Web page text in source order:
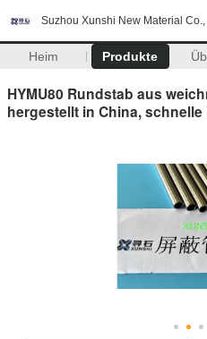
Suzhou Xunshi New Material Co.,
Heim Produkte
HYMU80 Rundstab aus
hergestellt in China,